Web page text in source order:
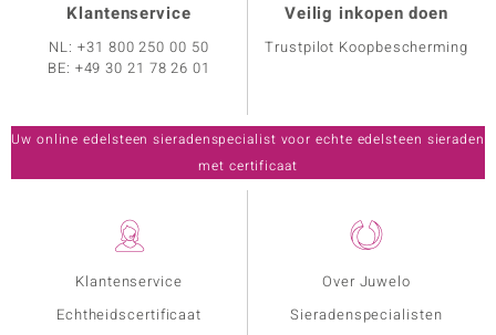
Klantenservice
Echtheidscertificaat
Over Juwelo
Sieradenspecialisten
Klantenservice
NL:+31 800 250 00 50
BE: +49 30 21 78 26 01
Veilig inkopen doen
Trustpilot Koopbescherming
Uw online edelsteen sieradenspecialist voor echte edelsteen sieraden
met certificaat